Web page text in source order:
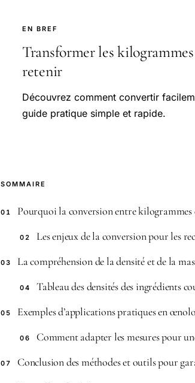
EN BREF
Transformer les
retenir
Découvrez comment convertir
guide pratique simple et rapide.
SOMMAIRE
01 Pourquoi la conversion entre kilogrammes
02 Les enjeux de la conversion pour les
03 La compréhension de la densité et de la
04 Tableau des densités des ingrédients
05 Exemples d’applications pratiques en
06 Comment adapter les mesures pour
07 Conclusion des méthodes et outils pour